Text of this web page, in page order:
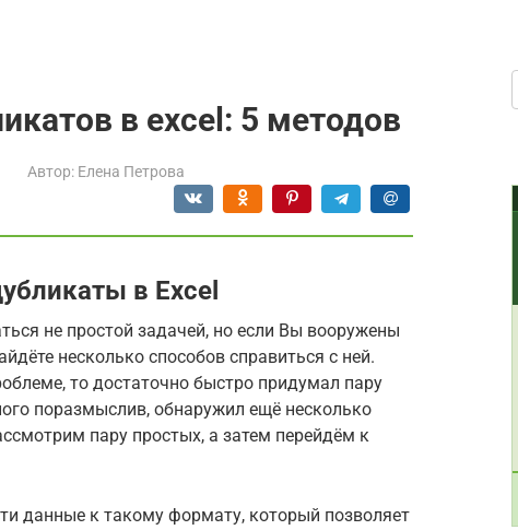
в excel: 5 методов
Автор: Елена Петрова
в Excel
не простой задачей, но если Вы вооружены
несколько способов справиться с ней.
то достаточно быстро придумал пару
поразмыслив, обнаружил ещё несколько
пару простых, а затем перейдём к
данные к такому формату, который позволяет